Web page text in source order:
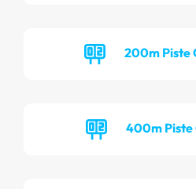
200m Piste
400m Piste